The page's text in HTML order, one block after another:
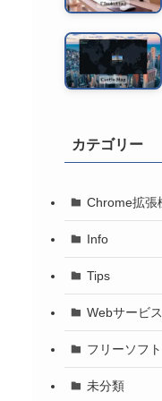
カテゴリー
Chrome拡張
Info
Tips
Webサービス
フリーソフト
未分類